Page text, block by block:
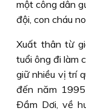
một công dân
đội, con cháu
Xuất thân từ
tuổi ông đi làm
giữ nhiều vị trí
đến năm
Ðầm Dơi, về